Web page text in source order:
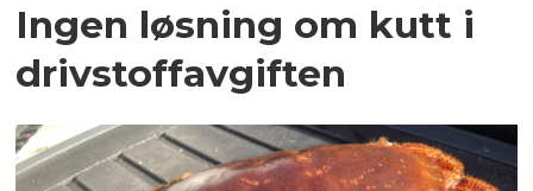
Ingen løsning om kutt i
drivstoffavgiften